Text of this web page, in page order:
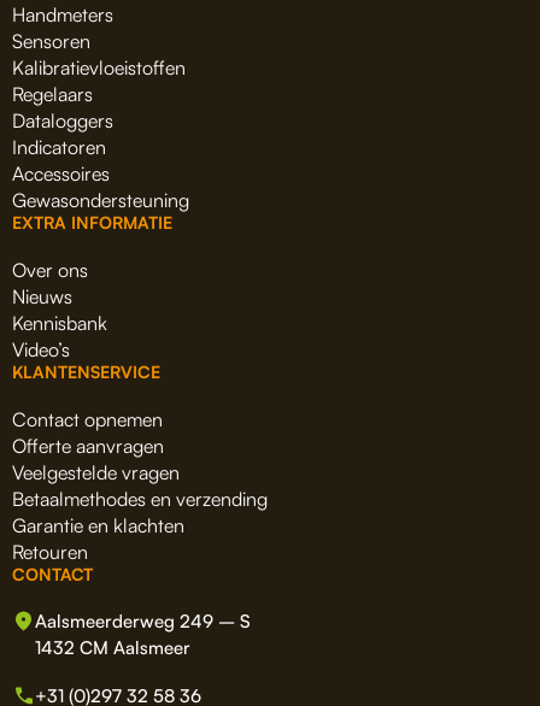
Handmeters
Sensoren
Kalibratievloeistoffen
Regelaars
Dataloggers
Indicatoren
Accessoires
Gewasondersteuning
EXTRA INFORMATIE
Over ons
Nieuws
Kennisbank
Video’s
KLANTENSERVICE
Contact opnemen
Offerte aanvragen
Veelgestelde vragen
Betaalmethodes en verzending
Garantie en klachten
Retouren
CONTACT
Aalsmeerderweg 249 – S
1432 CM Aalsmeer
+31 (0)297 32 58 36